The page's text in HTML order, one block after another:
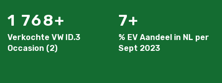
1 768
Verkochte VW ID.3
Occasion (2)
7
% EV Aandeel in NL per
Sept 2023